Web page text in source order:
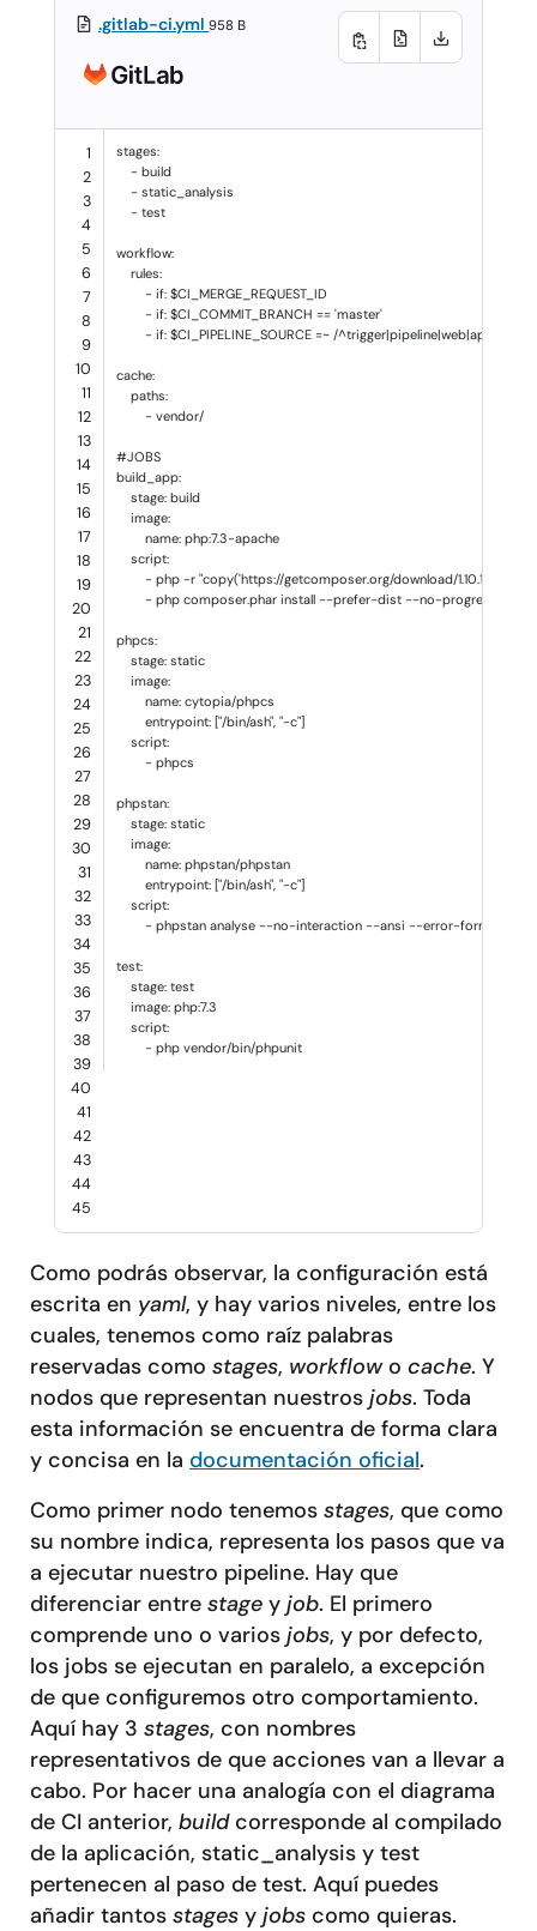
.gitlab-ci.yml 958 B
1
2
3
4
5
6
7
8
9
10
11
12
13
14
15
16
17
18
19
20
21
22
23
24
25
26
27
28
29
30
31
32
33
34
35
36
37
38
39
40
41
42
43
44
45
stages:
- build
- static_analysis
- test
workflow:
rules:
- if: $CI_MERGE_REQUEST_ID
- if: $CI_COMMIT_BRANCH == 'master'
- if: $CI_PIPELINE_SOURCE =~ /^trigger|pipeline|web|api$/
cache:
paths:
- vendor/
#JOBS
build_app:
stage: build
image:
name: php:7.3-apache
script:
- php -r "copy('https://getcomposer.org/download/1.10.17/
- php composer.phar install --prefer-dist --no-progress --
phpcs:
stage: static
image:
name: cytopia/phpcs
entrypoint: ["/bin/ash" "-c"]
script:
- phpcs
phpstan:
stage: static
image:
name: phpstan/phpstan
entrypoint: ["/bin/ash" "-c"]
script:
- phpstan analyse --no-interaction --ansi --error-
test:
stage: test
image: php:7.3
script:
- php vendor/bin/phpunit
Como podrás observar, la configuración está
escrita en yaml, y hay varios niveles, entre los
cuales, tenemos como raíz palabras
reservadas como stages, workflowo cache. Y
nodos que representan nuestros jobs. Toda
esta información se encuentra de forma clara
y concisa en la documentación oficial.
Como primer nodo tenemos stages, que como
su nombre indica, representa los pasos que va
a ejecutar nuestro pipeline. Hay que
diferenciar entre stage y job. El primero
comprende uno o varios jobs, y por defecto,
los jobs se ejecutan en paralelo, a excepción
de que configuremos otro comportamiento.
Aquí hay 3 stages, con nombres
representativos de que acciones van a llevar a
cabo. Por hacer una analogía con el diagrama
de CI anterior, buildcorresponde al compilado
de la aplicación, static_analysis y test
pertenecen al paso de test. Aquí puedes
añadir tantos stages y jobs como quieras.